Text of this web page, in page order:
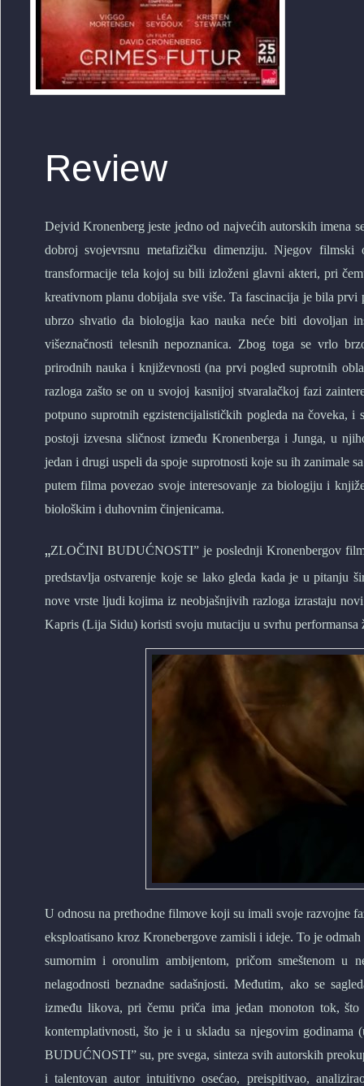
Review
Dejvid Kronenberg jeste jedno od najvećih autorskih imena
dobroj svojevrsnu metafizičku dimenziju. Njegov
transformacije tela kojoj su bili izloženi glavni akteri, pri
kreativnom planu dobijala sve više. Ta fascinacija je bila
ubrzo shvatio da biologija kao nauka neće biti dovoljan
višeznačnosti telesnih nepoznanica. Zbog toga se vrlo
prirodnih nauka i književnosti (na prvi pogled suprotnih
razloga zašto se on u svojoj kasnijoj stvaralačkoj fazi
potpuno suprotnih egzistencijalističkih pogleda na čoveka,
postoji izvesna sličnost između Kronenberga i Junga, u
jedan i drugi uspeli da spoje suprotnosti koje su ih zanimale
putem filma povezao svoje interesovanje za biologiju i
biološkim i duhovnim činjenicama.
„ZLOČINI BUDUĆNOSTI” je poslednji Kronenbergov
predstavlja ostvarenje koje se lako gleda kada je u pitanju
nove vrste ljudi kojima iz neobjašnjivih razloga izrastaju
Kapris (Lija Sidu) koristi svoju mutaciju u svrhu
U odnosu na prethodne filmove koji su imali svoje razvojne
eksploatisano kroz Kronebergove zamisli i ideje. To je
sumornim i oronulim ambijentom, pričom smeštenom u
nelagodnosti beznadne sadašnjosti. Međutim, ako se
između likova, pri čemu priča ima jedan monoton tok, što
kontemplativnosti, što je i u skladu sa njegovim
BUDUĆNOSTI” su, pre svega, sinteza svih autorskih
i talentovan autor intuitivno osećao, preispitivao,